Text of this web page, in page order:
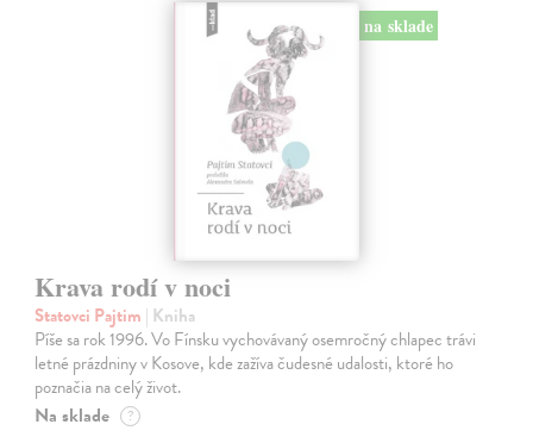
na sklade
Krava rodí v noci
Statovci Pajtim | Kniha
Píše sa rok 1996. Vo Fínsku vychovávaný osemročný chlapec trávi
letné prázdniny v Kosove, kde zažíva čudesné udalosti, ktoré ho
poznačia na celý život.
Na sklade ?